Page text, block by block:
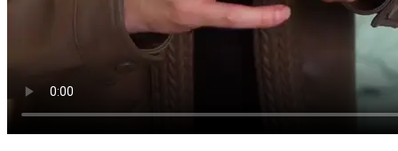
Click to unmute